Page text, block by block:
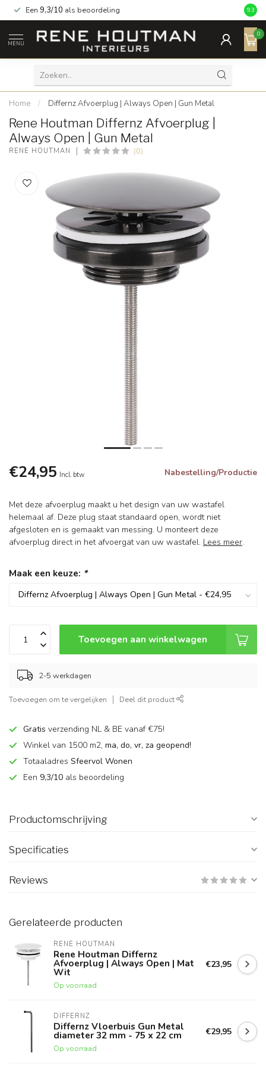
Een 9,3/10 als beoordeling 9.3
MENU
0
Home / Differnz Afvoerplug | Always Open | Gun Metal
Rene Houtman Differnz Afvoerplug |
Always Open | Gun Metal
RENE HOUTMAN (0)
€24,95 Incl. btw Nabestelling/Productie
Met deze afvoerplug maakt u het design van uw wastafel
helemaal af. Deze plug staat standaard open, wordt niet
afgesloten en is gemaakt van messing. U monteert deze
afvoerplug direct in het afvoergat van uw wastafel. Lees meer.
Maak een keuze: *
Toevoegen aan winkelwagen
2-5 werkdagen
Toevoegen om te vergelijken Deel dit product
Gratis verzending NL & BE vanaf €75!
Winkel van 1500 m2, ma, do, vr, za geopend!
Totaaladres Sfeervol Wonen
Een 9,3/10 als beoordeling
Productomschrijving
Specificaties
Reviews
Gerelateerde producten
RENE HOUTMAN
Rene Houtman Differnz
Afvoerplug | Always Open | Mat
Wit
Op voorraad
€23,95
DIFFERNZ
Differnz Vloerbuis Gun Metal
diameter 32 mm - 75 x 22 cm
Op voorraad
€29,95